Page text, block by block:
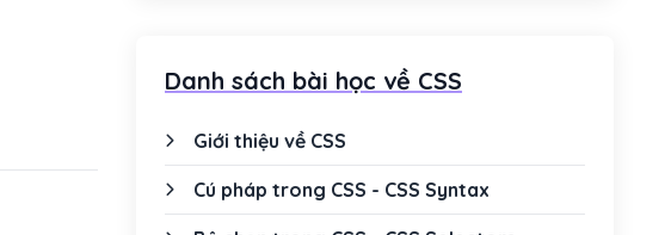
Danh sách bài học về CSS
Giới thiệu về CSS
Cú pháp trong CSS - CSS Syntax